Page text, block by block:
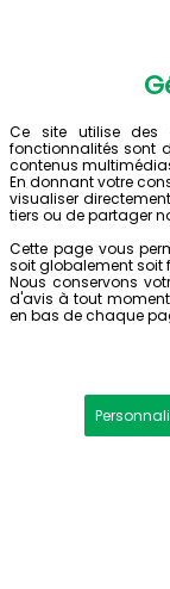
Ce site utilise des
fonctionnalités sont
contenus
En donnant votre
visualiser
tiers ou de partager
Cette page vous
soit globalement soit
Nous conservons
d'avis à tout
en bas de chaque